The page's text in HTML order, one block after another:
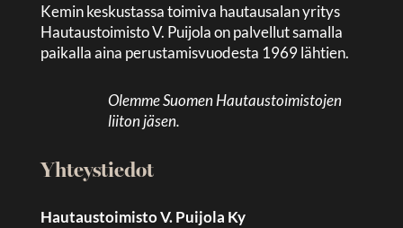
Kemin keskustassa toimiva hautausalan yritys
Hautaustoimisto V. Puijola on palvellut samalla
paikalla aina perustamisvuodesta 1969 lähtien.
Olemme Suomen Hautaustoimistojen
liiton jäsen.
Yhteystiedot
Hautaustoimisto V. Puijola Ky